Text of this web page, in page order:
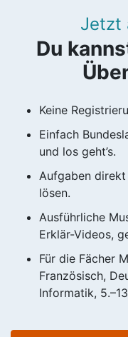
Jetzt
Du
Keine
Einfach
und los geht’s.
Aufgaben
lösen.
Ausführliche
Erklär-Videos,
Für die Fächer
Französisch,
Informatik,